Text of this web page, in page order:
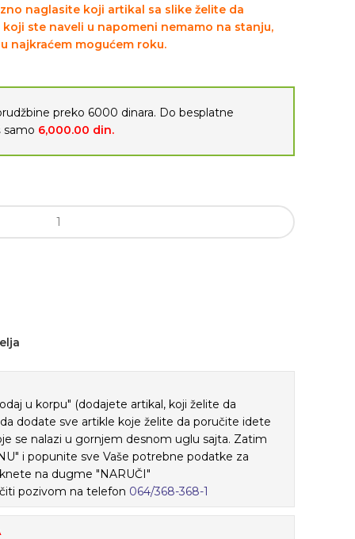
naglasite koji artikal sa slike želite da
ste naveli u napomeni nemamo na stanju,
najkraćem mogućem roku.
preko 6000 dinara. Do besplatne
samo 6,000.00 din.
količina
u korpu" (dodajete artikal, koji želite da
dodate sve artikle koje želite da poručite idete
se nalazi u gornjem desnom uglu sajta. Zatim
i popunite sve Vaše potrebne podatke za
na dugme "NARUČI"
pozivom na telefon 064/368-368-1